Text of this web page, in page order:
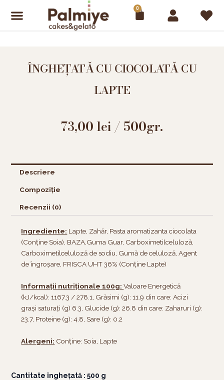
0
Cart
ÎNGHEȚATĂ CU CIOCOLATĂ CU
LAPTE
73,00 lei / 500gr.
Descriere
Compoziție
Recenzii (0)
Ingrediente: Lapte, Zahăr, Pasta aromatizanta ciocolata
(Conține Soia), BAZA,Guma Guar, Carboximetilceluloză,
Carboximetilceluloză de sodiu, Gumă de celuloză, Agent
de îngroșare, FRISCA UHT 36% (Conține Lapte)
Informații nutriționale 100g:Valoare Energetică
(kJ/kcal): 1167.3 / 278.1, Grăsimi (g): 11.9 din care: Acizi
grași saturați (g) 6.3, Glucide (g): 26.8 din care: Zaharuri (g):
23.7, Proteine (g): 4.8, Sare (g): 0.2
Alergeni: Conține: Soia, Lapte
Cantitate înghețată : 500 g
Cantitate